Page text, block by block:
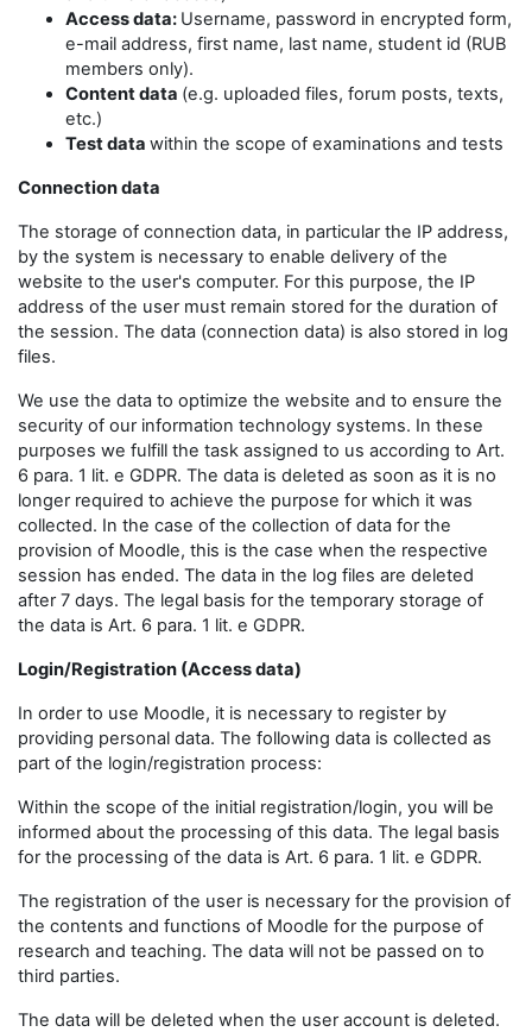
Access data: Username, password in encrypted form,
e-mail address, first name, last name, student id (RUB
members only).
Content data (e.g. uploaded files, forum posts, texts,
etc.)
Test data within the scope of examinations and tests
Connection data
The storage of connection data, in particular the IP address,
by the system is necessary to enable delivery of the
website to the user's computer. For this purpose, the IP
address of the user must remain stored for the duration of
the session. The data (connection data) is also stored in log
files.
We use the data to optimize the website and to ensure the
security of our information technology systems. In these
purposes we fulfill the task assigned to us according to Art.
6 para. 1 lit. e GDPR. The data is deleted as soon as it is no
longer required to achieve the purpose for which it was
collected. In the case of the collection of data for the
provision of Moodle, this is the case when the respective
session has ended. The data in the log files are deleted
after 7 days. The legal basis for the temporary storage of
the data is Art. 6 para. 1 lit. e GDPR.
Login/Registration (Access data)
In order to use Moodle, it is necessary to register by
providing personal data. The following data is collected as
part of the login/registration process:
Within the scope of the initial registration/login, you will be
informed about the processing of this data. The legal basis
for the processing of the data is Art. 6 para. 1 lit. e GDPR.
The registration of the user is necessary for the provision of
the contents and functions of Moodle for the purpose of
research and teaching. The data will not be passed on to
third parties.
The data will be deleted when the user account is deleted.